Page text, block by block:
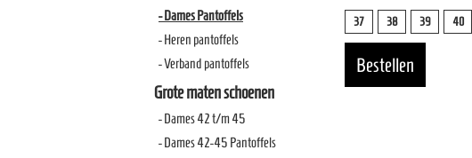
- Dames Pantoffels
- Heren pantoffels
- Verband pantoffels
Grote maten schoenen
- Dames 42 t/m 45
- Dames 42-45 Pantoffels
37 38 39 40